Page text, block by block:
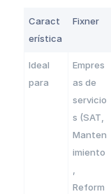
Caract
erística
Fixner
Ideal
para
Empres
as de
servicio
s (SAT,
Manten
imiento
Reform